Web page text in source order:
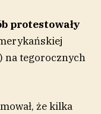
protestowały
na tegorocznych
że kilka